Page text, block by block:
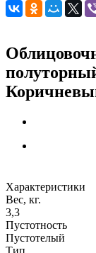
Характеристики
Вес, кг.
3,3
Пустотность
Пустотелый
Тип